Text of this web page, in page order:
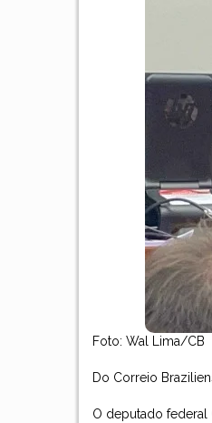
Foto:Wal Lima/CB
Do Correio
O deputado federal